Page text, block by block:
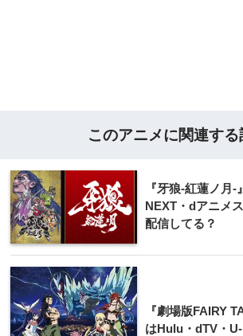
このアニメに関連する
『牙狼-紅蓮ノ月
NEXT・dアニメ
配信してる？
『劇場版FAIRY
はHulu・dTV・